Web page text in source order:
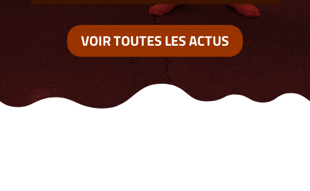
VOIR TOUTES LES ACTUS